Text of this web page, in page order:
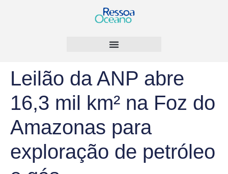
Leilão da ANP abre
16,3 mil km² na Foz do
Amazonas para
exploração de petróleo